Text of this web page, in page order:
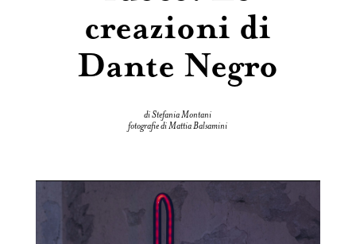
creazioni di
Dante Negro
di Stefania Montani
fotografie di Mattia Balsamini